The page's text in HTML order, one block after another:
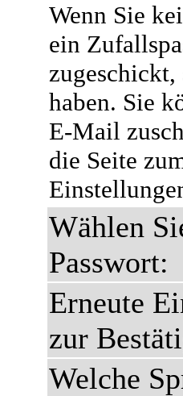
Wenn Sie
ein
haben. Sie
E-Mail
die Seite
Wählen
Passwort:
Erneute
zur
Welche